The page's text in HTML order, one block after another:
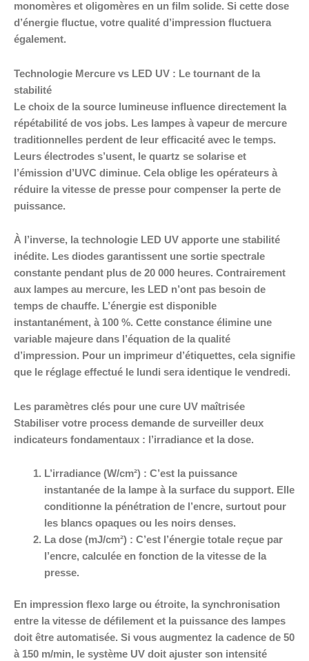
monomères et oligomères en un film solide. Si cette dose
d’énergie fluctue, votre qualité d’impression fluctuera
également.
Technologie Mercure vs LED UV : Le tournant de la
stabilité
Le choix de la source lumineuse influence directement la
répétabilité de vos jobs. Les lampes à vapeur de mercure
traditionnelles perdent de leur efficacité avec le temps.
Leurs électrodes s’usent, le quartz se solarise et
l’émission d’UVC diminue. Cela oblige les opérateurs à
réduire la vitesse de presse pour compenser la perte de
puissance.
À l’inverse, la technologie LED UV apporte une stabilité
inédite. Les diodes garantissent une sortie spectrale
constante pendant plus de 20 000 heures. Contrairement
aux lampes au mercure, les LED n’ont pas besoin de
temps de chauffe. L’énergie est disponible
instantanément, à 100 %. Cette constance élimine une
variable majeure dans l’équation de la qualité
d’impression. Pour un imprimeur d’étiquettes, cela signifie
que le réglage effectué le lundi sera identique le vendredi.
Les paramètres clés pour une cure UV maîtrisée
Stabiliser votre process demande de surveiller deux
indicateurs fondamentaux : l’irradiance et la dose.
L’irradiance (W/cm²) : C’est la puissance
instantanée de la lampe à la surface du support. Elle
conditionne la pénétration de l’encre, surtout pour
les blancs opaques ou les noirs denses.
La dose (mJ/cm²) : C’est l’énergie totale reçue par
l’encre, calculée en fonction de la vitesse de la
presse.
En impression flexo large ou étroite, la synchronisation
entre la vitesse de défilement et la puissance des lampes
doit être automatisée. Si vous augmentez la cadence de 50
à 150 m/min, le système UV doit ajuster son intensité